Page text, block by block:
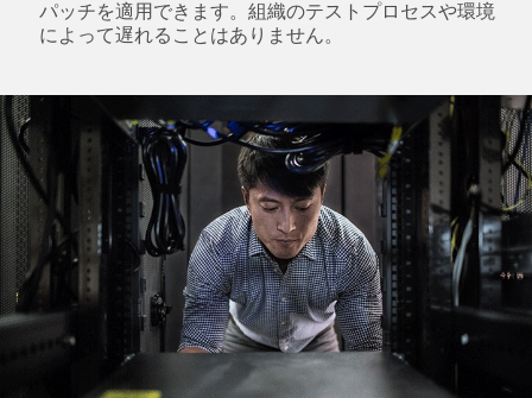
パッチを適用できます。組織のテストプロセスや環境
によって遅れることはありません。